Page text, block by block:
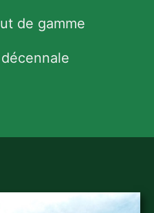
de gamme